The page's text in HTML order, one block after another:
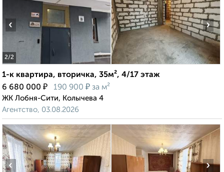
2/2
‹ ›
1-к квартира, вторичка, 35м², 4/17 этаж
6 680 000 ₽ 190 900 ₽ за м²
ЖК Лобня-Сити, Колычева 4
Агентство, 03.08.2026
‹ ›